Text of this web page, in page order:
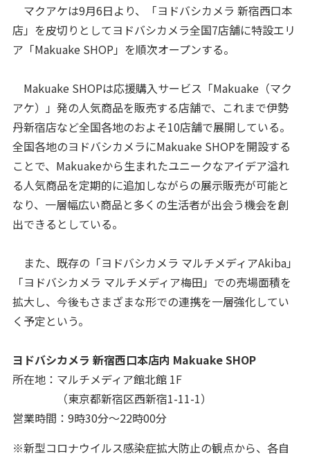
マクアケは9月6日より、「ヨドバシカメラ 新宿西口本
店」を皮切りとしてヨドバシカメラ全国7店舗に特設エリ
ア「Makuake SHOP」を順次オープンする。
Makuake SHOPは応援購入サービス「Makuake（マク
アケ）」発の人気商品を販売する店舗で、これまで伊勢
丹新宿店など全国各地のおよそ10店舗で展開している。
全国各地のヨドバシカメラにMakuake SHOPを開設する
ことで、Makuakeから生まれたユニークなアイデア溢れ
る人気商品を定期的に追加しながらの展示販売が可能と
なり、一層幅広い商品と多くの生活者が出会う機会を創
出できるとしている。
また、既存の「ヨドバシカメラ マルチメディアAkiba」
「ヨドバシカメラ マルチメディア梅田」での売場面積を
拡大し、今後もさまざまな形での連携を一層強化してい
く予定という。
ヨドバシカメラ 新宿西口本店内 Makuake SHOP
所在地：マルチメディア館北館 1F
（東京都新宿区西新宿1-11-1）
営業時間：9時30分～22時00分
※新型コロナウイルス感染症拡大防止の観点から、各自